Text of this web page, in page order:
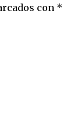
con *